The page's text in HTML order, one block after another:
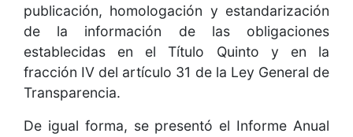
publicación, homologación y estandarización
de la información de las obligaciones
establecidas en el Título Quinto y en la
fracción IV del artículo 31 de la Ley General de
Transparencia.
De igual forma, se presentó el Informe Anual